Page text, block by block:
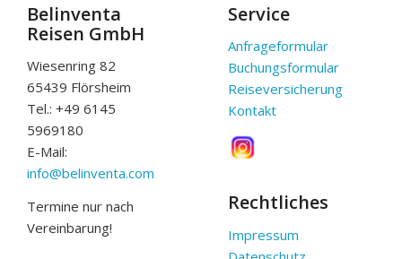
Belinventa
Reisen GmbH
Wiesenring 82
65439 Flörsheim
Tel.: +49 6145
5969180
E-Mail:
info@belinventa.com
Termine nur nach
Vereinbarung!
Service
Anfrageformular
Buchungsformular
Reiseversicherung
Kontakt
Rechtliches
Impressum